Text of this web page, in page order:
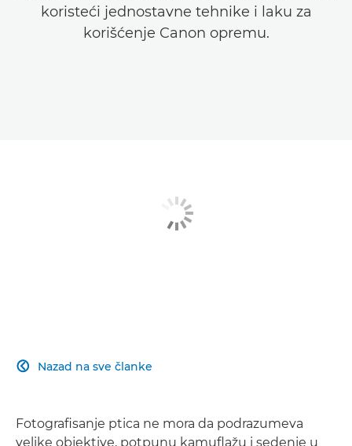
koristeći jednostavne tehnike i laku za
korišćenje Canon opremu.
Nazad na sve članke

Fotografisanje ptica ne mora da podrazumeva
velike objektive, potpunu kamuflažu i sedenje u